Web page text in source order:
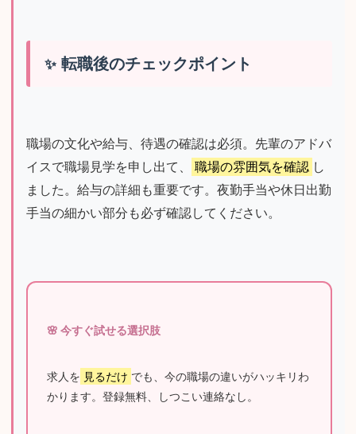
転職後のチェックポイント
職場の文化や給与、待遇の確認は必須。先輩のアドバ
イスで職場見学を申し出て、
職場の雰囲気を確認 し
ました。給与の詳細も重要です。夜勤手当や休日出勤
手当の細かい部分も必ず確認してください。
🌸 今すぐ試せる選択肢
求人を 見るだけ でも、今の職場の違いがハッキリわ
かります。登録無料、しつこい連絡なし。